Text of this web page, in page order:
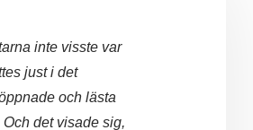
inte visste var
just i det
och lästa
det visade sig,